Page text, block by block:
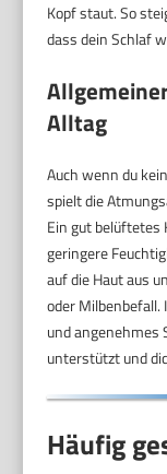
Kopf staut. So
dass dein Schlaf
Alltag
Auch wenn du
spielt die
Ein gut
geringere
auf die Haut aus
oder
und angenehmes
unterstützt und
Häufig